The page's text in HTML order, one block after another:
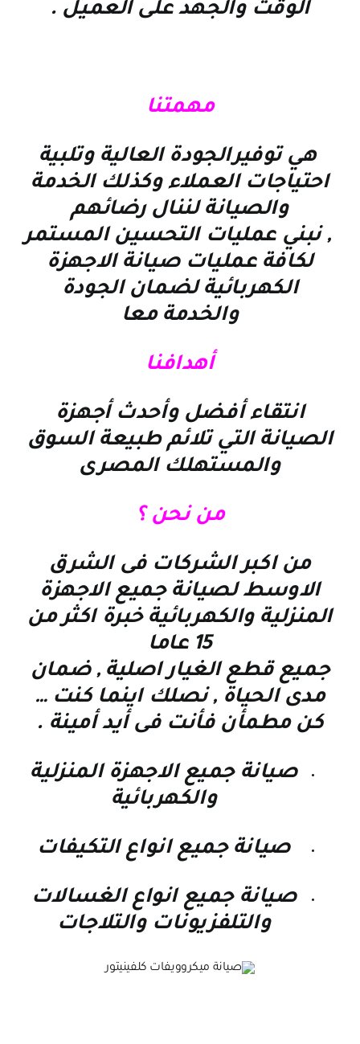
الوقت والجهد على العميل .
مهمتنا
هي توفيرالجودة العالية وتلبية
احتياجات العملاء وكذلك الخدمة
والصيانة لننال رضائهم
, نبني عمليات التحسين المستمر
لكافة عمليات صيانة الاجهزة
الكهربائية لضمان الجودة
والخدمة معا
أهدافنا
انتقاء أفضل وأحدث أجهزة
الصيانة التي تلائم طبيعة السوق
والمستهلك المصرى
من نحن ؟
من اكبر الشركات فى الشرق
الاوسط لصيانة جميع الاجهزة
المنزلية والكهربائية خبرة اكثر من
15 عاما
جميع قطع الغيار اصلية , ضمان
مدى الحياة , نصلك اينما كنت …
كن مطمأن فأنت فى أيد أمينة .
صيانة جميع الاجهزة المنزلية
والكهربائية
صيانة جميع انواع التكيفات
صيانة جميع انواع الغسالات
والتلفزيونات والتلاجات